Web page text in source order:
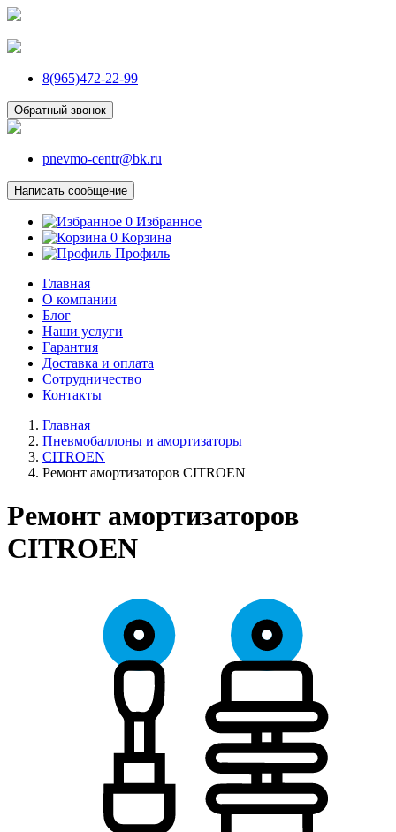
8(965)472-22-99
Обратный звонок
pnevmo-centr@bk.ru
Написать сообщение
0 Избранное
0 Корзина
Профиль
Главная
О компании
Блог
Наши услуги
Гарантия
Доставка и оплата
Сотрудничество
Контакты
Главная
Пневмобаллоны и амортизаторы
CITROEN
Ремонт амортизаторов CITROEN
Ремонт амортизаторов
CITROEN